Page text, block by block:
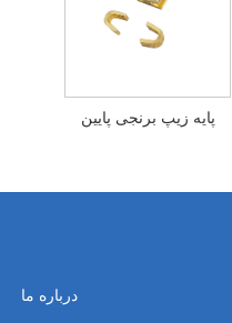
پایه زیپ برنجی پایین
درباره ما